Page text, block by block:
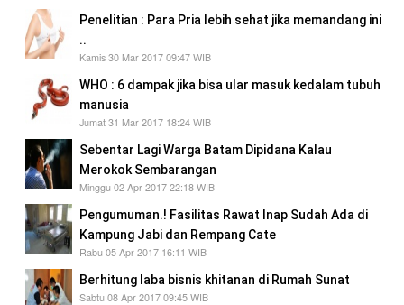
Penelitian : Para Pria lebih sehat jika memandang ini
..
Kamis 30 Mar 2017 09:47 WIB
WHO : 6 dampak jika bisa ular masuk kedalam tubuh
manusia
Jumat 31 Mar 2017 18:24 WIB
Sebentar Lagi Warga Batam Dipidana Kalau
Merokok Sembarangan
Minggu 02 Apr 2017 22:18 WIB
Pengumuman.! Fasilitas Rawat Inap Sudah Ada di
Kampung Jabi dan Rempang Cate
Rabu 05 Apr 2017 16:11 WIB
Berhitung laba bisnis khitanan di Rumah Sunat
Sabtu 08 Apr 2017 09:45 WIB